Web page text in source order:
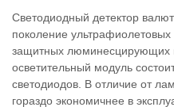
Светодиодный детектор
поколение
защитных люминесцирующих
осветительный модуль
светодиодов. В отличие от
гораздо экономичнее в